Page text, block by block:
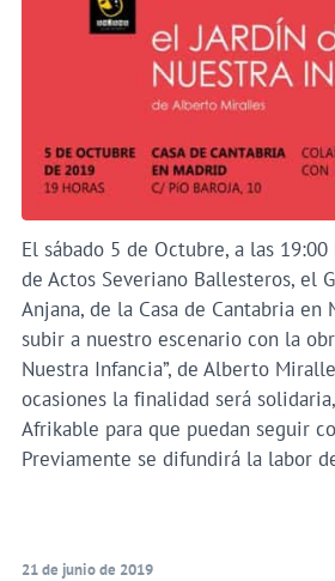
El sábado 5 de Octubre, a las
de Actos Severiano Ballesteros, el
Anjana, de la Casa de Cantabria en
subir a nuestro escenario con la
Nuestra Infancia”, de Alberto
ocasiones la finalidad será
Afrikable para que puedan seguir
Previamente se difundirá la labor
21 de junio de 2019